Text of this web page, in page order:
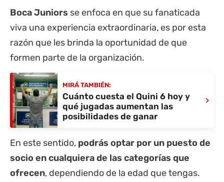
Boca Juniors se enfoca en que su fanaticada
viva una experiencia extraordinaria, es por esta
razón que les brinda la oportunidad de que
formen parte de la organización.
MIRÁ TAMBIÉN:
Cuánto cuesta el Quini 6 hoy y
qué jugadas aumentan las
posibilidades de ganar
›
En este sentido, podrás optar por un puesto de
socio en cualquiera de las categorías que
ofrecen, dependiendo de la edad que tengas.